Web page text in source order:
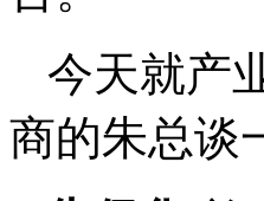
商的朱总谈
朱保华:并
广产业基金